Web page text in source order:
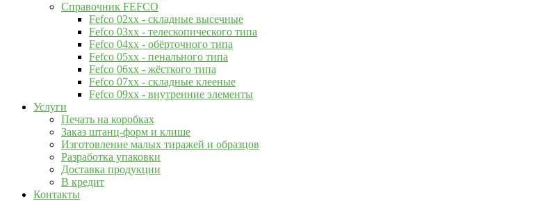
Справочник FEFCO
Fefco 02xx - складные высечные
Fefco 03xx - телескопического типа
Fefco 04xx - обёрточного типа
Fefco 05xx - пенального типа
Fefco 06xx - жёсткого типа
Fefco 07xx - складные клееные
Fefco 09xx - внутренние элементы
Услуги
Печать на коробках
Заказ штанц-форм и клише
Изготовление малых тиражей и образцов
Разработка упаковки
Доставка продукции
В кредит
Контакты